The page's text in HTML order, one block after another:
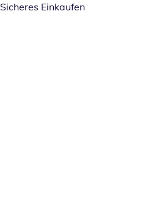
Sicheres Einkaufen